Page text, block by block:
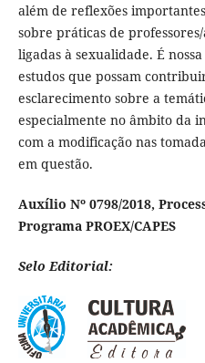
além de reflexões
sobre práticas de
ligadas à sexualidade. É
estudos que possam
esclarecimento sobre a
especialmente no âmbito da
com a modificação nas
em questão.
Auxílio Nº 0798/2018,
Programa PROEX/CAPES
Selo Editorial: